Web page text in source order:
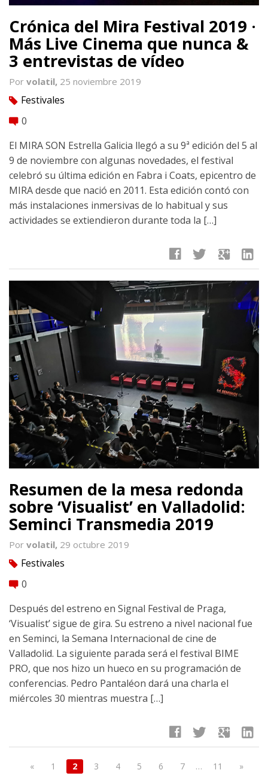
Crónica del Mira Festival 2019 ·
Más Live Cinema que nunca &
3 entrevistas de vídeo
Por volatil, 25 noviembre 2019
tag Festivales
comment 0
El MIRA SON Estrella Galicia llegó a su 9ª edición del 5 al
9 de noviembre con algunas novedades, el festival
celebró su última edición en Fabra i Coats, epicentro de
MIRA desde que nació en 2011. Esta edición contó con
más instalaciones inmersivas de lo habitual y sus
actividades se extiendieron durante toda la […]
facebook twitter google linkedin
Resumen de la mesa redonda
sobre ‘Visualist’ en Valladolid:
Seminci Transmedia 2019
Por volatil, 29 octubre 2019
tag Festivales
comment 0
Después del estreno en Signal Festival de Praga,
‘Visualist’ sigue de gira. Su estreno a nivel nacional fue
en Seminci, la Semana Internacional de cine de
Valladolid. La siguiente parada será el festival BIME
PRO, que nos hizo un hueco en su programación de
conferencias. Pedro Pantaléon dará una charla el
miércoles 30 mientras muestra […]
facebook twitter google linkedin
« 1 2 3 4 5 6 7 … 11 »